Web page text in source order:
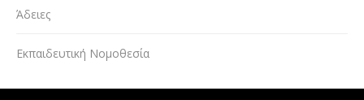
Άδειες
Εκπαιδευτική Νομοθεσία